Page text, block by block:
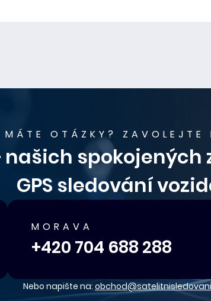
MÁTE OTÁZKY? ZAVOLEJTE
našich
GPS sledování
MORAVA
+420 704 688 288
Nebo napište na: